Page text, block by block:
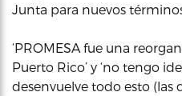
Junta para nuevos
‘PROMESA fue una
Puerto Rico’ y ‘no tengo
desenvuelve todo esto (las